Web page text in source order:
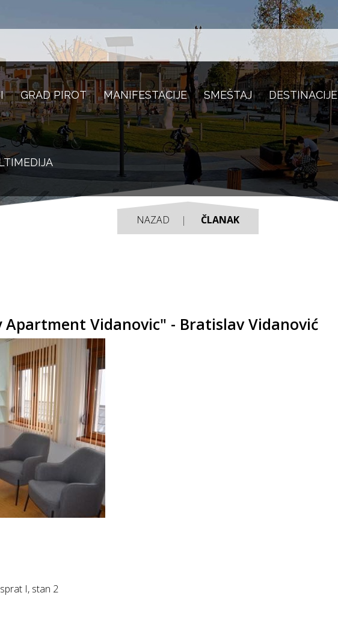
GRAD PIROT MANIFESTACIJE SMEŠTAJ DESTINACIJE
NAZAD ČLANAK
Vidanovic" - Bratislav Vidanović
I, stan 2